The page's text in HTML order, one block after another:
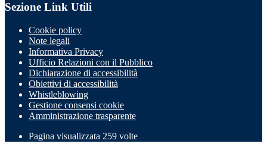
Sezione Link Utili
Cookie policy
Note legali
Informativa Privacy
Ufficio Relazioni con il Pubblico
Dichiarazione di accessibilità
Obiettivi di accessibilità
Whistleblowing
Gestione consensi cookie
Amministrazione trasparente
Pagina visualizzata 259 volte